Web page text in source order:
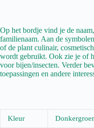
Op het bordje vind je de
familienaam. Aan de
of de plant culinair,
wordt gebruikt. Ook zie je of
voor bijen/insecten. Verder
toepassingen en andere
Kleur